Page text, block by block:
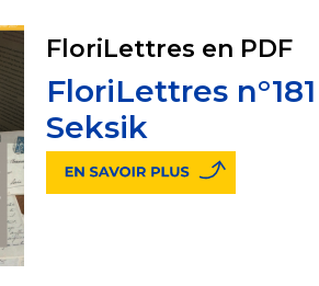
FloriLettres en PDF
FloriLettres
Seksik